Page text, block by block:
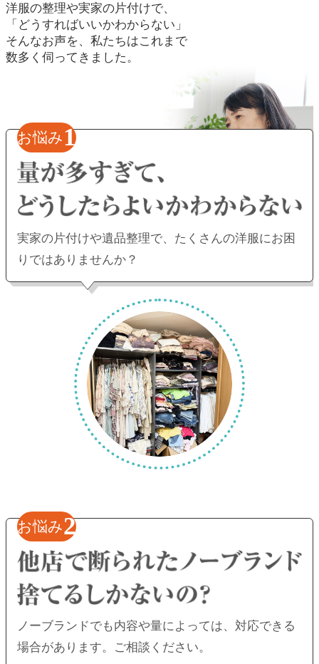
洋服の整理や実家の片付けで、
「どうすればいいかわからない」
そんなお声を、私たちはこれまで
数多く伺ってきました。
お悩み1
実家の片付けや遺品整理で、 たくさんの洋服にお困
りではありませんか？
お悩み2
ノーブランドでも内容や量によっては、対応できる
場合があります。ご相談ください。